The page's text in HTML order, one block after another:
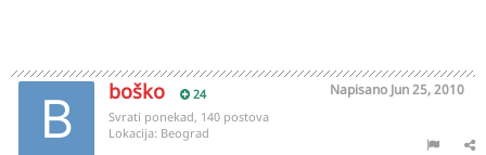
boško 24 Napisano Jun 25, 2010
Svrati ponekad, 140 postova
Lokacija: Beograd